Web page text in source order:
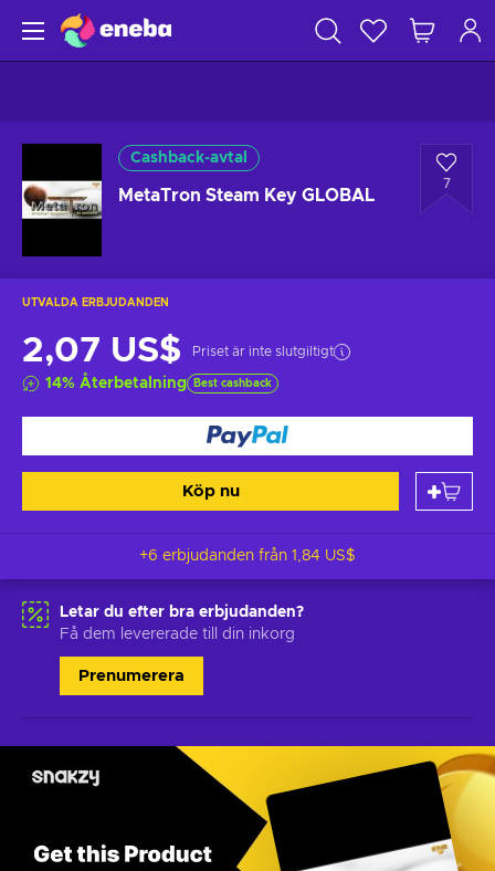
Cashback-avtal
MetaTron Steam Key GLOBAL
7
UTVALDA ERBJUDANDEN
2,07 US$ Priset är inte slutgiltigt
14% Återbetalning Best cashback
Köp nu
+6 erbjudanden från 1,84 US$
Letar du efter bra erbjudanden?
Få dem levererade till din inkorg
Prenumerera